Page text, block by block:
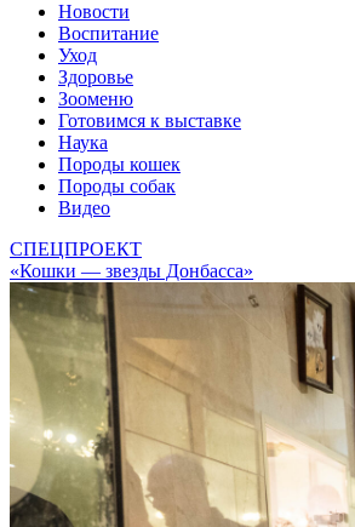
Новости
Воспитание
Уход
Здоровье
Зооменю
Готовимся к выставке
Наука
Породы кошек
Породы собак
Видео
СПЕЦПРОЕКТ
«Кошки — звезды Донбасса»